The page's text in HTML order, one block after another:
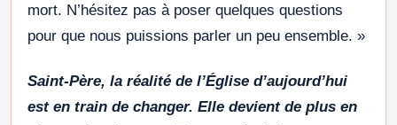
mort. N’hésitez pas à poser quelques questions
pour que nous puissions parler un peu ensemble. »
Saint-Père, la réalité de l’Église d’aujourd’hui
est en train de changer. Elle devient de plus en